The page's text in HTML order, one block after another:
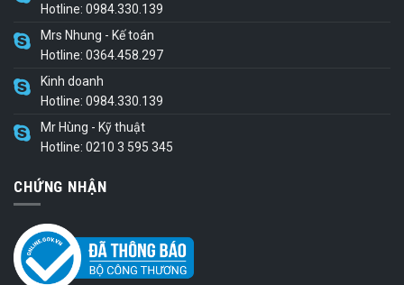
Hotline: 0984.330.139
Mrs Nhung - Kế toán
Hotline: 0364.458.297
Kinh doanh
Hotline: 0984.330.139
Mr Hùng - Kỹ thuật
Hotline: 0210 3 595 345
CHỨNG NHẬN